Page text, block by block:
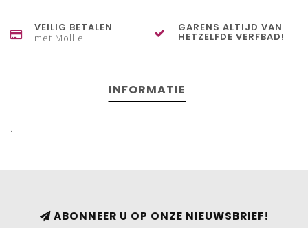
VEILIG BETALEN
met Mollie
GARENS ALTIJD VAN
HETZELFDE VERFBAD!
INFORMATIE
.
ABONNEER U OP ONZE NIEUWSBRIEF!